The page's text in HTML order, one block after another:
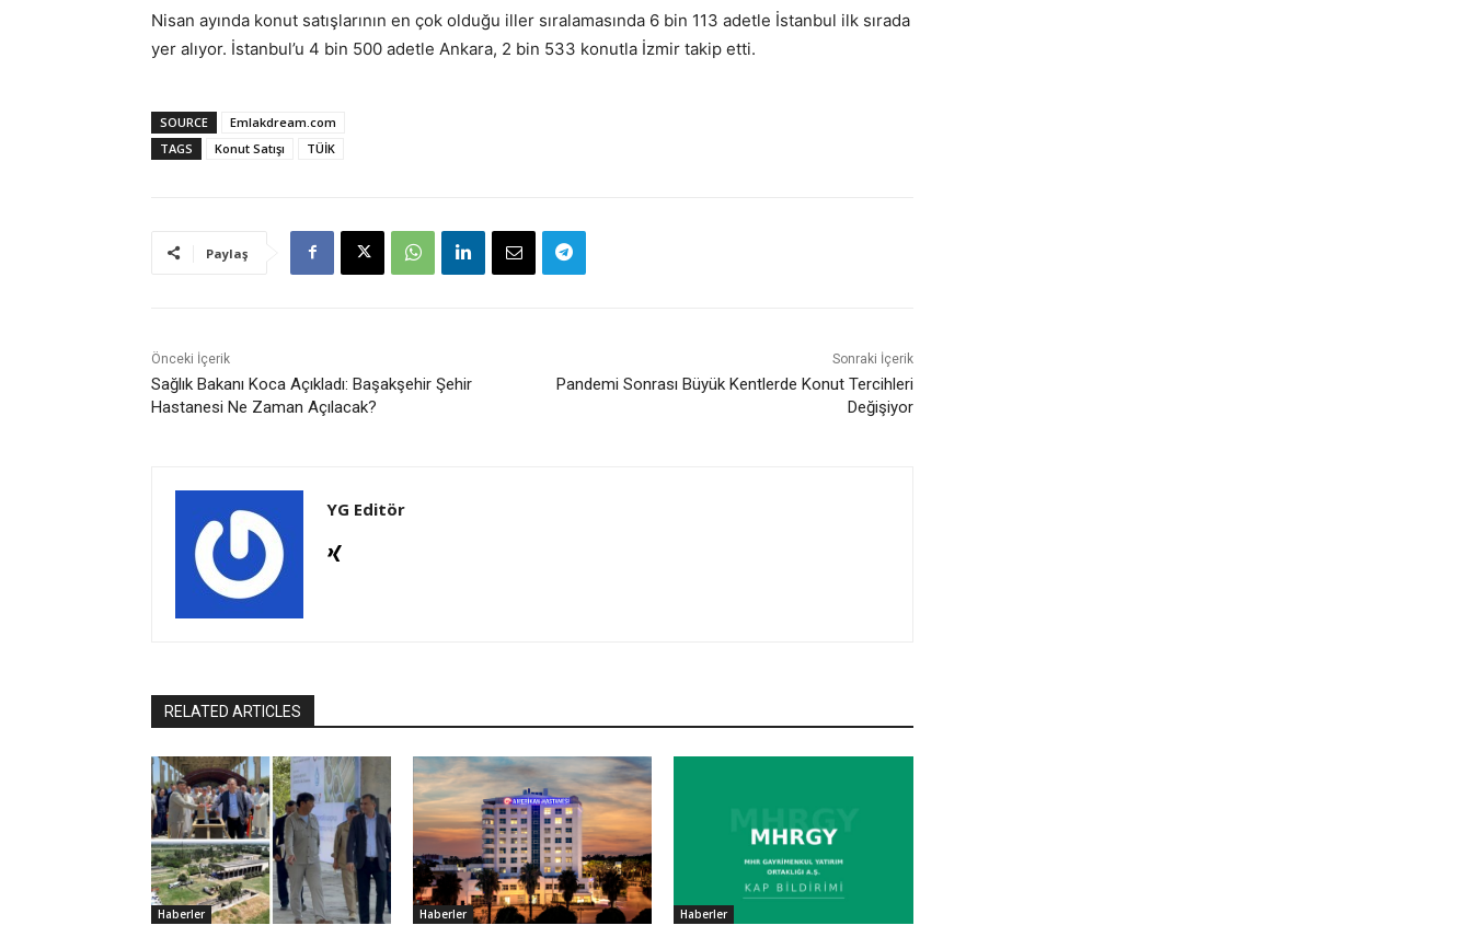
Nisan ayında konut satışlarının en çok olduğu iller sıralamasında 6 bin 113 adetle İstanbul ilk sırada
yer alıyor. İstanbul’u 4 bin 500 adetle Ankara, 2 bin 533 konutla İzmir takip etti.
SOURCE
Emlakdream.com
TAGS
Konut Satışı TÜİK
Paylaş
Önceki İçerik
Sağlık Bakanı Koca Açıkladı: Başakşehir Şehir
Hastanesi Ne Zaman Açılacak?
Sonraki İçerik
Pandemi Sonrası Büyük Kentlerde Konut Tercihleri
Değişiyor
YG Editör
RELATED ARTICLES
Haberler Haberler Haberler